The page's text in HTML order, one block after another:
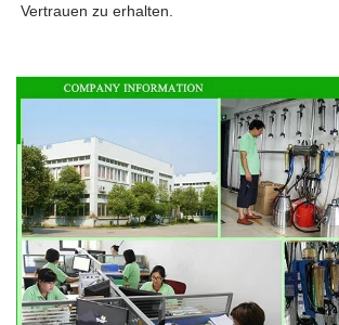
Vertrauen zu erhalten.